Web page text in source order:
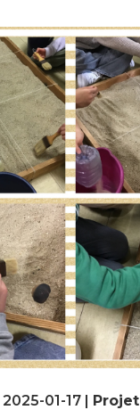
2025-01-17 | Projet